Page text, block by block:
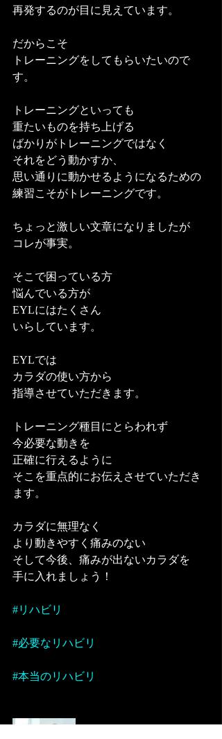
再発するのが目に見えています。
だからこそ
トレーニングをしてもらいたいので
す。
トレーニングといっても
重たいものを持ち上げる
ばかりがトレーニングではなく
それをどう動かすか、
思い通りに動かせるようになるための
練習こそがトレーニングです。
ちょっと激しい文章になりましたが
コレが事実。
そこで困っている方
悩んでいる方が
EYLにはたくさん
いらしています。
EYLでは
カラダの使い方から
指導させていただきます。
トレーニング種目にとらわれず
今必要な動きを
正確に行えるように
そこを重点的にお伝えさせていただき
ます。
カラダに無理なく
より動きやすく痛みのない
そして今後、痛みが出ないカラダを
手に入れましょう！
#リハビリ
#必要なリハビリ
#本当のリハビリ